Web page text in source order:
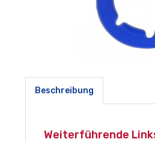
Beschreibung
Weiterführende